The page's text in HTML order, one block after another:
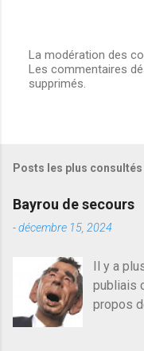
E
n
t
e
r
u
m
m
e
n
La modération des
Les commentaires
supprimés.
Posts les plus
Bayrou de secours
-décembre 15, 2024
Il y a
publiais
propos